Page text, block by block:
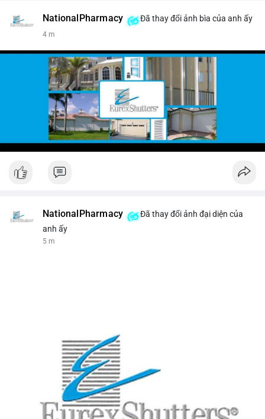
NationalPharmacy Đã thay đổi ảnh bìa của anh ấy
4 m
NationalPharmacy
Đã thay đổi ảnh đại diện của
anh ấy
5 m